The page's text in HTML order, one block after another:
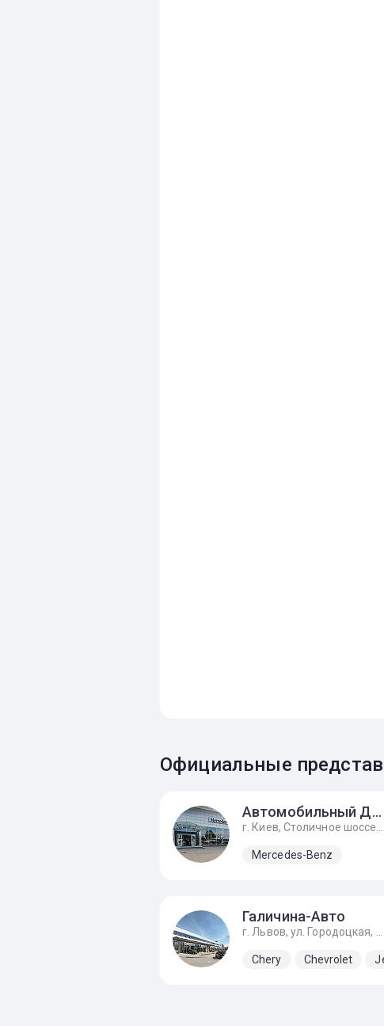
Официальные
Автомобильный Дом Украина-Мерседес Бенц
Mercedes-Benz
Галичина-Авто
Chery Chevrolet